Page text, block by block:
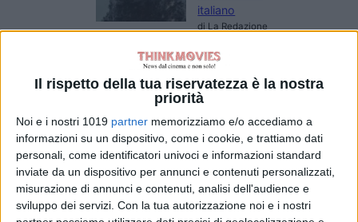
Il rispetto della tua riservatezza è la nostra
priorità
Noi e i nostri 1019 partner memorizziamo e/o accediamo a
informazioni su un dispositivo, come i cookie, e trattiamo dati
personali, come identificatori univoci e informazioni standard
inviate da un dispositivo per annunci e contenuti personalizzati,
misurazione di annunci e contenuti, analisi dell'audience e
sviluppo dei servizi. Con la tua autorizzazione noi e i nostri
italiano
di La Redazione
Leprechaun: il
folletto assassino
torna in un nuovo
di Emanuela Giuliani
Meadow Walker e
la Toyota Supra
di Paul Walker:
“Non l’ho